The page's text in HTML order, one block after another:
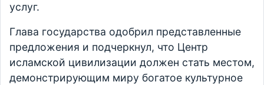
услуг.
Глава государства одобрил представленные
предложения и подчеркнул, что Центр
исламской цивилизации должен стать местом,
демонстрирующим миру богатое культурное